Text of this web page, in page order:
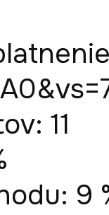
11
9